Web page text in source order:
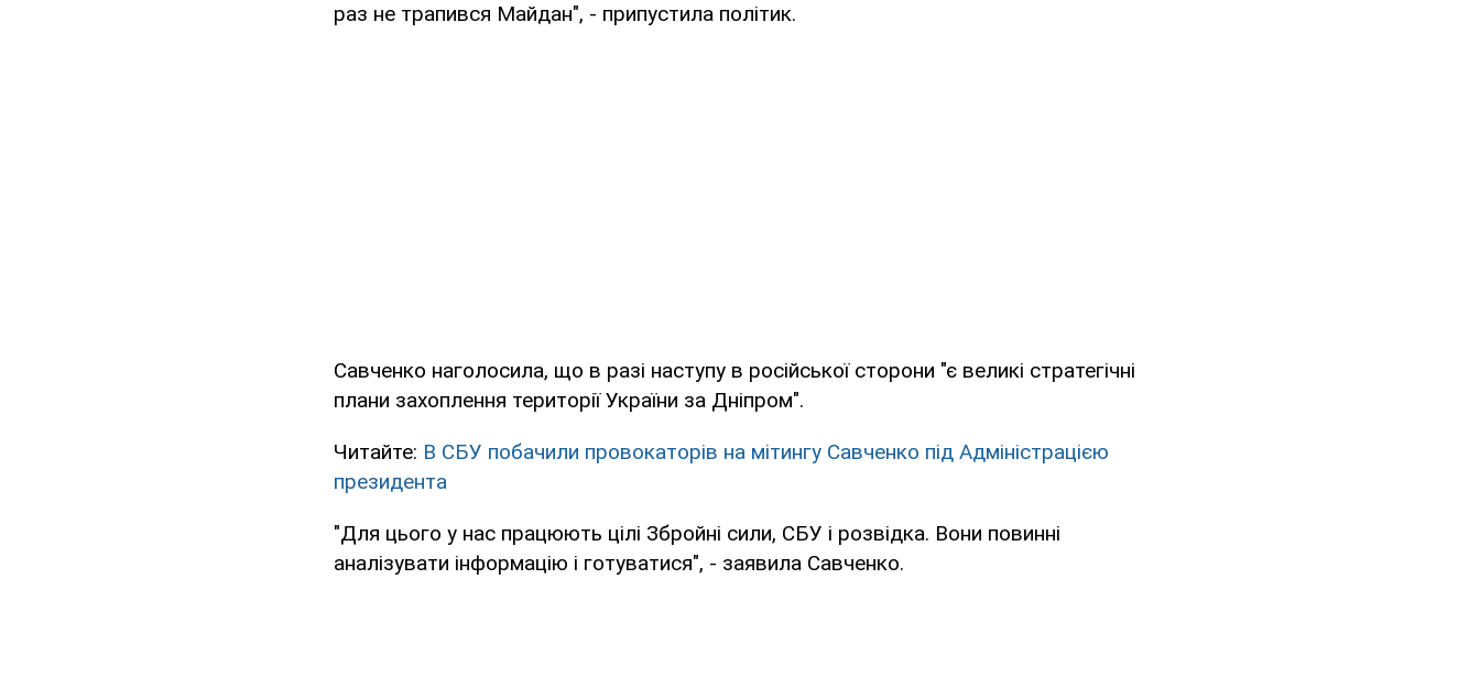
раз не трапився Майдан", - припустила політик.
Савченко наголосила, що в разі наступу в російської сторони "є великі стратегічні
плани захоплення території України за Дніпром".
Читайте: В СБУ побачили провокаторів на мітингу Савченко під Адміністрацією
президента
"Для цього у нас працюють цілі Збройні сили, СБУ і розвідка. Вони повинні
аналізувати інформацію і готуватися", - заявила Савченко.